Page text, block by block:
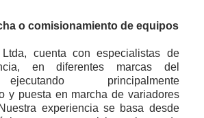
o comisionamiento de equipos
cuenta con especialistas de
en diferentes marcas del
principalmente
y puesta en marcha de variadores
experiencia se basa desde